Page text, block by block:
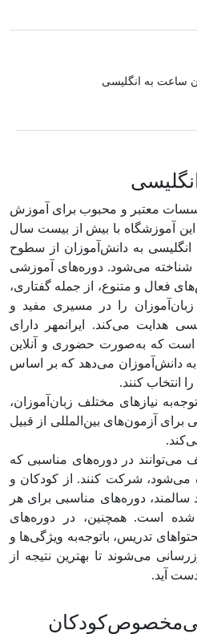
ساعت به انگلیسی
معتبر و محبوب برای آموزش
آموزشگاه با بیش از بیست سال
انگلیسی به دانش‌آموزان از سطوح
شناخته می‌شود. دوره‌های آموزشی
فعال و متنوع، از جمله گفتاری،
را در مسیری مفید و
هدایت می‌کند. ایرانمهر دارای
که به‌صورت حضوری و آنلاین
به دانش‌آموزان می‌دهد که بر اساس
انتخاب کنند.
نیازهای مختلف زبان‌آموزان،
آزمون‌های بین‌المللی از قبیل
در دوره‌های مناسبی که
می‌شود، شرکت کنند. از کودکان و
سالمند، دوره‌های مناسبی برای هر
است. همچنین، در دوره‌های
تدریس، باتوجه‌به ویژگی‌ها و
می‌شوند تا بهترین نتیجه از
آید.